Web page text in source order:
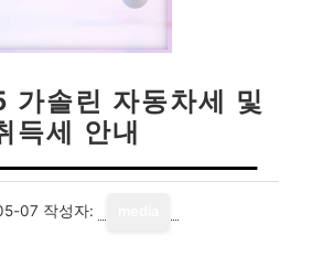
가솔린 자동차세 및
득세 안내
07 작성자: